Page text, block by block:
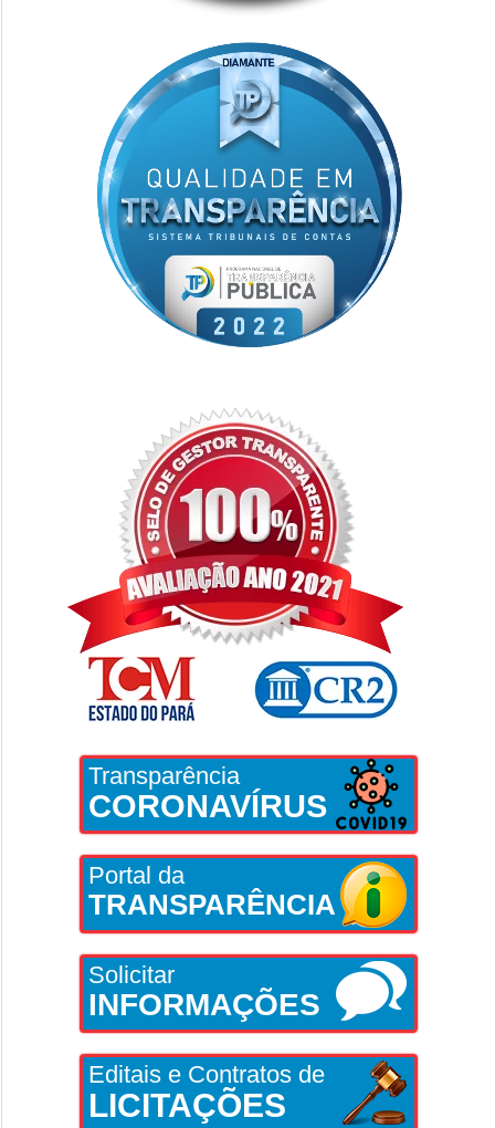
Transparência
CORONAVÍRUS
Portal da
TRANSPARÊNCIA
Solicitar
INFORMAÇÕES
Editais e Contratos de
LICITAÇÕES